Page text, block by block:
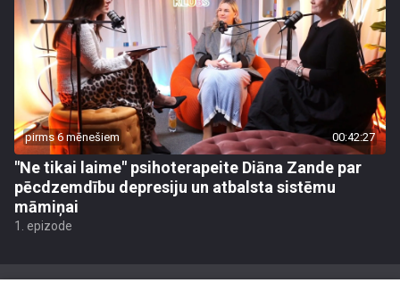
pirms 6 mēnešiem 00:42:27
"Ne tikai laime" psihoterapeite Diāna Zande par
pēcdzemdību depresiju un atbalsta sistēmu
māmiņai
1. epizode